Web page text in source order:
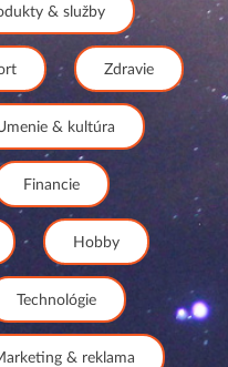
& služby
Zdravie
& kultúra
Financie
Hobby
Technológie
& reklama